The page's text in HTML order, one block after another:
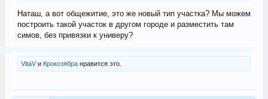
Наташ, а вот общежитие, это же новый тип участка? Мы можем
построить такой участок в другом городе и разместить там
симов, без привязки к универу?
VitaVи Крокозябранравится это.